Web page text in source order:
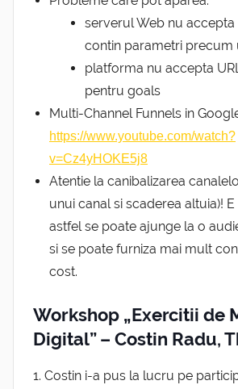
serverul Web nu accepta
contin parametri precum
platforma nu accepta
pentru goals
Multi-Channel Funnels in
https://www.youtube.com/watch?
v=Cz4yHOKE5j8
Atentie la canibalizarea
unui canal si scaderea altuia)!
astfel se poate ajunge la o
si se poate furniza mai mult
cost.
Workshop „Exercitii de
Digital” – Costin Radu,
1. Costin i-a pus la lucru pe